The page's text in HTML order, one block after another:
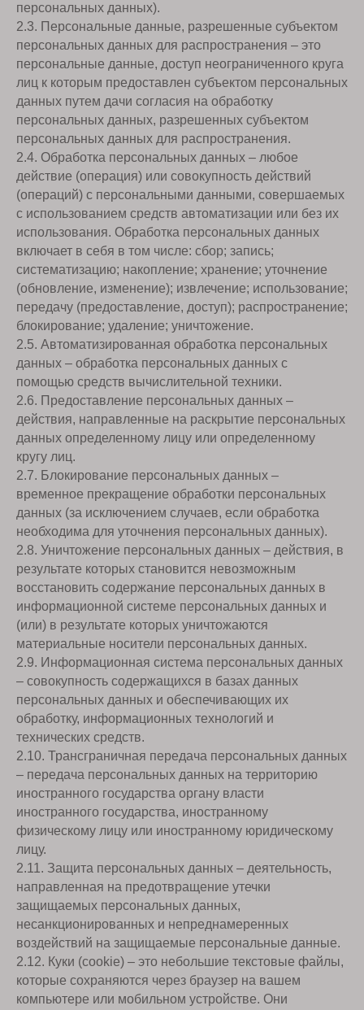
персональных данных).
2.3. Персональные данные, разрешенные субъектом
персональных данных для распространения – это
персональные данные, доступ неограниченного круга
лиц к которым предоставлен субъектом персональных
данных путем дачи согласия на обработку
персональных данных, разрешенных субъектом
персональных данных для распространения.
2.4. Обработка персональных данных – любое
действие (операция) или совокупность действий
(операций) с персональными данными, совершаемых
с использованием средств автоматизации или без их
использования. Обработка персональных данных
включает в себя в том числе: сбор; запись;
систематизацию; накопление; хранение; уточнение
(обновление, изменение); извлечение; использование;
передачу (предоставление, доступ); распространение;
блокирование; удаление; уничтожение.
2.5. Автоматизированная обработка персональных
данных – обработка персональных данных с
помощью средств вычислительной техники.
2.6. Предоставление персональных данных –
действия, направленные на раскрытие персональных
данных определенному лицу или определенному
кругу лиц.
2.7. Блокирование персональных данных –
временное прекращение обработки персональных
данных (за исключением случаев, если обработка
необходима для уточнения персональных данных).
2.8. Уничтожение персональных данных – действия, в
результате которых становится невозможным
восстановить содержание персональных данных в
информационной системе персональных данных и
(или) в результате которых уничтожаются
материальные носители персональных данных.
2.9. Информационная система персональных данных
– совокупность содержащихся в базах данных
персональных данных и обеспечивающих их
обработку, информационных технологий и
технических средств.
2.10. Трансграничная передача персональных данных
– передача персональных данных на территорию
иностранного государства органу власти
иностранного государства, иностранному
физическому лицу или иностранному юридическому
лицу.
2.11. Защита персональных данных – деятельность,
направленная на предотвращение утечки
защищаемых персональных данных,
несанкционированных и непреднамеренных
воздействий на защищаемые персональные данные.
2.12. Куки (cookie) – это небольшие текстовые файлы,
которые сохраняются через браузер на вашем
компьютере или мобильном устройстве. Они